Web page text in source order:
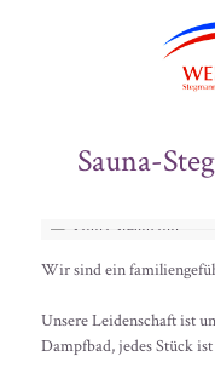
Sauna-
Wir sind ein
Unsere Leidenschaft ist
Dampfbad, jedes Stück